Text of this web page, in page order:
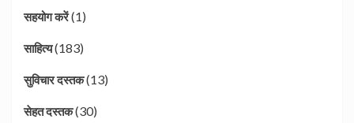
सहयोग करें(1)
साहित्य(183)
सुविचार दस्तक(13)
सेहत दस्तक(30)